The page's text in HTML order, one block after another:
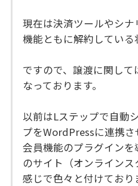
現在は決済ツールやシ
機能ともに解約している
ですので、譲渡に関し
なっております。
以前はLステップで自動
プをWordPressに連携さ
会員機能のプラグイン
のサイト（オンライン
感じで色々と付けており